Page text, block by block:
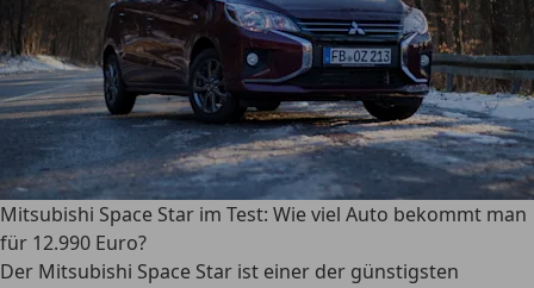
Mitsubishi Space Star im Test: Wie viel Auto bekommt man
für 12.990 Euro?
Der Mitsubishi Space Star ist einer der günstigsten